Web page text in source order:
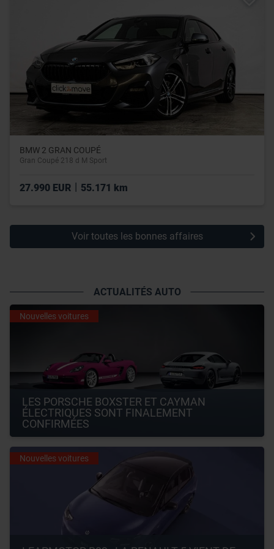
utilisation de leurs services.
BMW 2 GRAN COUPÉ
Gran Coupé 218 d M Sport
27.990 EUR 55.171 km
Voir toutes les bonnes affaires
ACTUALITÉS AUTO
Nouvelles voitures
LES PORSCHE BOXSTER ET CAYMAN
ÉLECTRIQUES SONT FINALEMENT
CONFIRMÉES
Nouvelles voitures